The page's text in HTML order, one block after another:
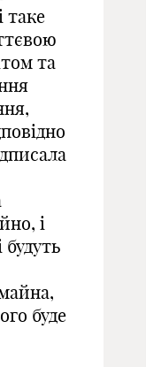
таке
та
і
буде